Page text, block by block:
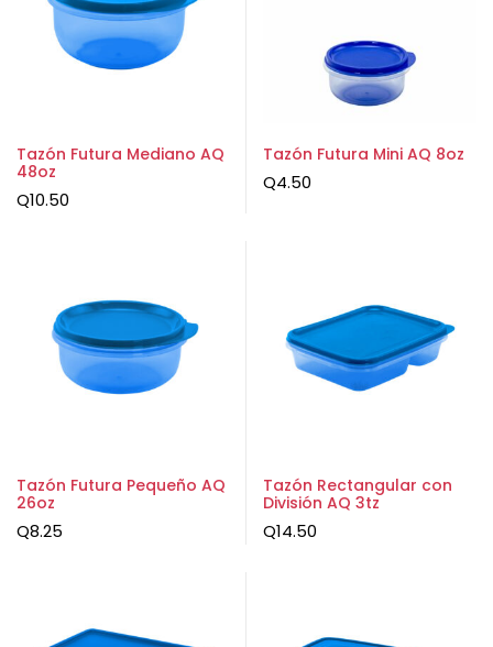
Tazón Futura Mediano AQ
48oz
Q10.50
Tazón Futura Mini AQ 8oz
Q4.50
Tazón Futura Pequeño AQ
26oz
Q8.25
Tazón Rectangular con
División AQ 3tz
Q14.50